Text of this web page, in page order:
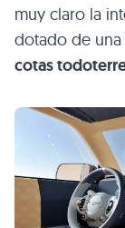
muy claro la
dotado de una
cotas